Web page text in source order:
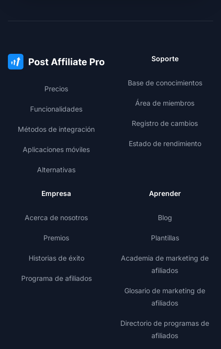
Precios
Funcionalidades
Métodos de integración
Aplicaciones móviles
Alternativas
Soporte
Base de conocimientos
Área de miembros
Registro de cambios
Estado de rendimiento
Empresa
Acerca de nosotros
Premios
Historias de éxito
Programa de afiliados
Aprender
Blog
Plantillas
Academia de marketing de
afiliados
Glosario de marketing de
afiliados
Directorio de programas de
afiliados